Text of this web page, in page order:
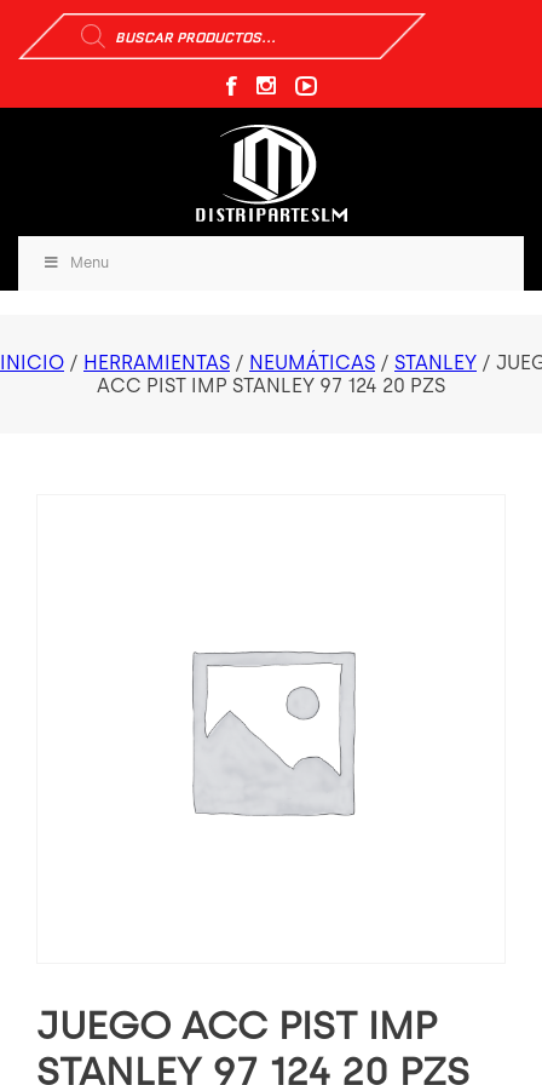
Búsqueda
de
productos
Menu
INICIO / HERRAMIENTAS / NEUMÁTICAS / STANLEY /
ACC PIST IMP STANLEY 97 124 20 PZS
JUEGO ACC PIST IMP
STANLEY 97 124 20 PZS